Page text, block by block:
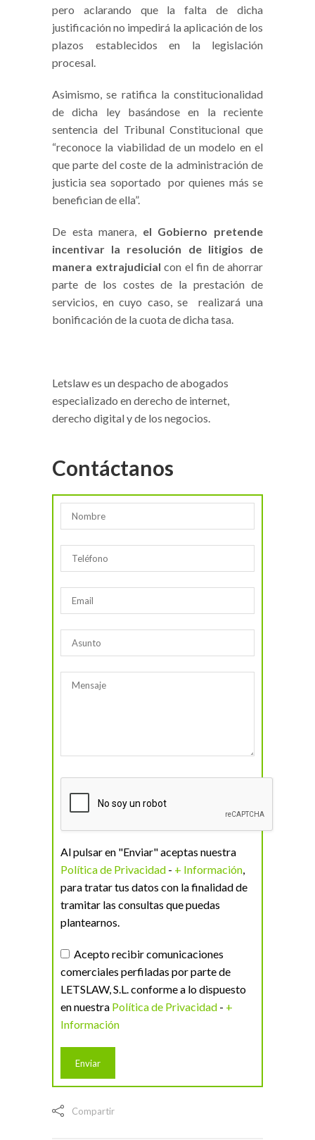
pero aclarando que la falta de dicha
justificación no impedirá la aplicación de los
plazos establecidos en la legislación
procesal.
Asimismo, se ratifica la constitucionalidad
de dicha ley basándose en la reciente
sentencia del Tribunal Constitucional que
“reconoce la viabilidad de un modelo en el
que parte del coste de la administración de
justicia sea soportado por quienes más se
benefician de ella”.
De esta manera, el Gobierno pretende
incentivar la resolución de litigios de
manera extrajudicial con el fin de ahorrar
parte de los costes de la prestación de
servicios, en cuyo caso, se realizará una
bonificación de la cuota de dicha tasa.
Letslaw es un despacho de abogados
especializado en derecho de internet,
derecho digital y de los negocios.
Contáctanos
Al pulsar en "Enviar" aceptas nuestra
Política de Privacidad - + Información,
para tratar tus datos con la finalidad de
tramitar las consultas que puedas
plantearnos.
Acepto recibir comunicaciones
comerciales perfiladas por parte de
LETSLAW, S.L. conforme a lo dispuesto
en nuestra Política de Privacidad - +
Información
Compartir